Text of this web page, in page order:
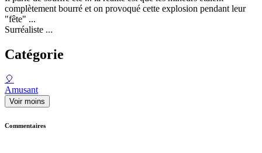
complètement bourré et on provoqué cette explosion pendant leur
"fête" ...
Surréaliste ...
Catégorie
🎈
Amusant
Voir moins
Commentaires